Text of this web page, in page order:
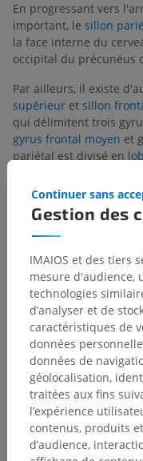
En progressant vers
important, le sillon
la face interne du
occipital du précunéus
Par ailleurs, il existe
supérieur et sillon
qui délimitent trois
gyrus frontal moyen et
pariétal est divisé en
temporal, sur la face
sillon temporal inférieur
supérieur,gyrus
Le cortex préfrontal,
l'organisation motrice
région pariéto-
composante
cortex de l'hémisphère
La
Références
Snell, R.S. (2010).
Gestion des
Continuer sans
IMAIOS et des tiers
mesure d'audience,
technologies
d’analyser et de
caractéristiques de
données
données de
géolocalisation,
traitées aux fins
l’expérience
contenus, produits
d’audience,